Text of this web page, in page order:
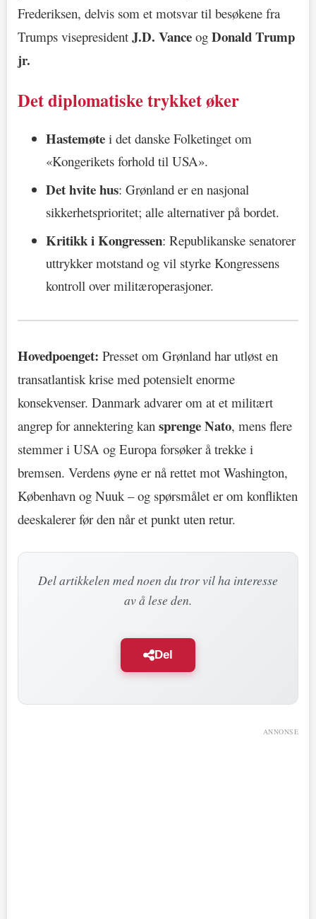
Frederiksen, delvis som et motsvar til besøkene fra
Trumps visepresident J.D. Vance og Donald Trump
jr.
Det diplomatiske trykket øker
Hastemøte i det danske Folketinget om
«Kongerikets forhold til USA».
Det hvite hus: Grønland er en nasjonal
sikkerhetsprioritet; alle alternativer på bordet.
Kritikk i Kongressen: Republikanske senatorer
uttrykker motstand og vil styrke Kongressens
kontroll over militæroperasjoner.
Hovedpoenget: Presset om Grønland har utløst en
transatlantisk krise med potensielt enorme
konsekvenser. Danmark advarer om at et militært
angrep for annektering kan sprenge Nato, mens flere
stemmer i USA og Europa forsøker å trekke i
bremsen. Verdens øyne er nå rettet mot Washington,
København og Nuuk – og spørsmålet er om konflikten
deeskalerer før den når et punkt uten retur.
Del artikkelen med noen du tror vil ha interesse
av å lese den.
Del
ANNONSE